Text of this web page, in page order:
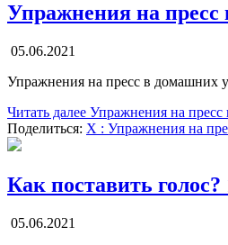
Упражнения на пресс
05.06.2021
Упражнения на пресс в домашних
Читать далее Упражнения на
Поделиться: X : Упражнения на
Как поставить
05.06.2021